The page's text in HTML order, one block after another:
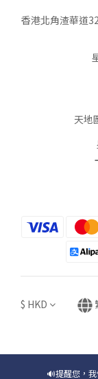
香港北角渣華道
天地
$ HKD
🔊提醒您，